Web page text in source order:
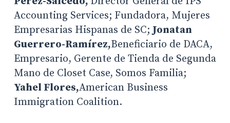
Accounting Services; Fundadora, Mujeres
Empresarias Hispanas de SC;Jonatan
Guerrero-Ramírez,Beneficiario de DACA,
Empresario, Gerente de Tienda de Segunda
Mano de Closet Case, Somos Familia;
Yahel Flores,American Business
Immigration Coalition.